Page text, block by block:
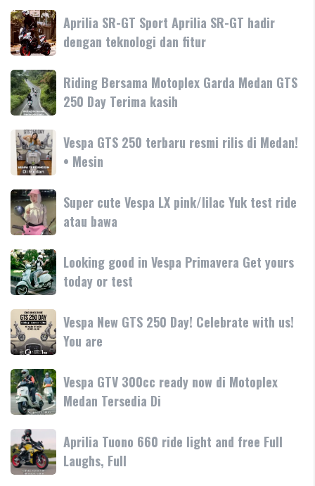
Vespa
Primavera
Tanyakan
Vespa
Primavera
180cc
terbaru
Aprilia
SR-
GT
Sport
Aprilia
SR-
GT
hadir
dengan
teknologi
fitur
Aprilia SR-GT Sport Aprilia SR-GT hadir
dengan teknologi dan fitur
Riding
Bersama
Motoplex
Garda
Medan
GTS
250
Day
Terima
kasih
Riding Bersama Motoplex Garda Medan GTS
250 Day Terima kasih
Vespa
GTS
250
terbaru
resmi
rilis
di
Medan!
•
Mesin
Vespa GTS 250 terbaru resmi rilis di Medan!
• Mesin
Super
cute
Vespa
LX
pink/lilac
Yuk
test
ride
atau
bawa
Super cute Vespa LX pink/lilac Yuk test ride
atau bawa
Looking
good
in
Vespa
Primavera
Get
yours
today
or
test
Looking good in Vespa Primavera Get yours
today or test
Vespa
New
GTS
250
Day!
Celebrate
with
us!
You
are
Vespa New GTS 250 Day! Celebrate with us!
You are
Vespa
GTV
300cc
ready
now
di
Motoplex
Vespa GTV 300cc ready now di Motoplex
Medan Tersedia Di
Aprilia
Tuono
660
Aprilia Tuono 660 ride light and free Full
Laughs, Full